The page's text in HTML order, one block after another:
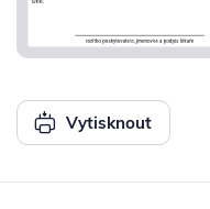
Vytisknout